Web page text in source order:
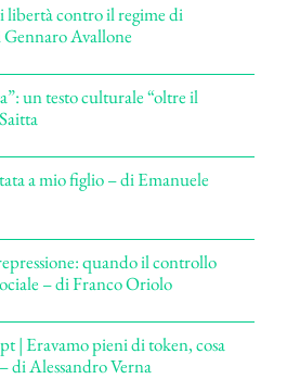
libertà contro il regime di
Avallone
un testo culturale “oltre il
a mio figlio – di Emanuele
quando il controllo
– di Franco Oriolo
| Eravamo pieni di token, cosa
di Alessandro Verna